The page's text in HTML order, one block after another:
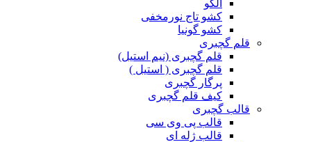
الگو
کشو تاج نورمخفی
کشو گونیا
قلم گچبری
قلم گچبری (نیم استیل)
قلم گچبری ( استیل )
پرگار گچبری
کیف قلم گچبری
قالب گچبری
قالب پی وی سی
قالب ژله ای